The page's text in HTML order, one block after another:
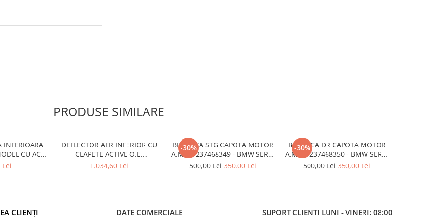
PRODUSE SIMILARE
INFERIOARA
CU ACC
- BMW X6
Lei
DEFLECTOR AER INFERIOR CU
CLAPETE ACTIVE O.E.
51745A22C64 - BMW SERIA 3
1.034,60 Lei
-30%
BROASCA STG CAPOTA MOTOR
A.M. 51237468349 - BMW SERIA
1 F40
500,00 Lei350,00 Lei
-30%
BROASCA DR CAPOTA MOTOR
A.M. 51237468350 - BMW SERIA
1 F40
500,00 Lei350,00 Lei
CLIENȚI DATE COMERCIALE SUPORT CLIENTI LUNI - VINERI: 08:00